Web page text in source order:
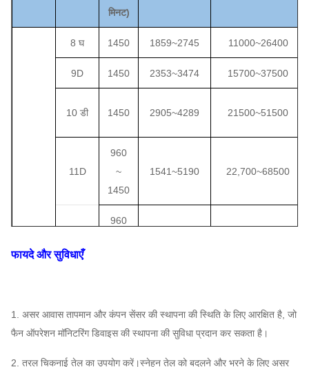
मिनट)
8 घ 1450 1859~2745 11000~26400
9D 1450 2353~3474 15700~37500
10 डी 1450 2905~4289 21500~51500
11D
960
~
1450
1541~5190 22,700~68500
960
31200 113,000
960
फायदे और सुविधाएँ
1. असर आवास तापमान और कंपन सेंसर की स्थापना की स्थिति के लिए आरक्षित है, जो
फैन ऑपरेशन मॉनिटरिंग डिवाइस की स्थापना की सुविधा प्रदान कर सकता है।
2. तरल चिकनाई तेल का उपयोग करें।स्नेहन तेल को बदलने और भरने के लिए असर